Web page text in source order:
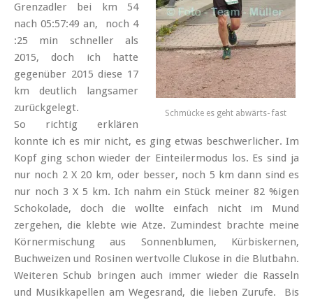
Schmücke es geht abwärts- fast
Grenzadler bei km 54
nach 05:57:49 an, noch 4
:25 min schneller als
2015, doch ich hatte
gegenüber 2015 diese 17
km deutlich langsamer
zurückgelegt.
So richtig erklären
konnte ich es mir nicht, es ging etwas beschwerlicher. Im
Kopf ging schon wieder der Einteilermodus los. Es sind ja
nur noch 2 X 20 km, oder besser, noch 5 km dann sind es
nur noch 3 X 5 km. Ich nahm ein Stück meiner 82 %igen
Schokolade, doch die wollte einfach nicht im Mund
zergehen, die klebte wie Atze. Zumindest brachte meine
Körnermischung aus Sonnenblumen, Kürbiskernen,
Buchweizen und Rosinen wertvolle Clukose in die Blutbahn.
Weiteren Schub bringen auch immer wieder die Rasseln
und Musikkapellen am Wegesrand, die lieben Zurufe. Bis